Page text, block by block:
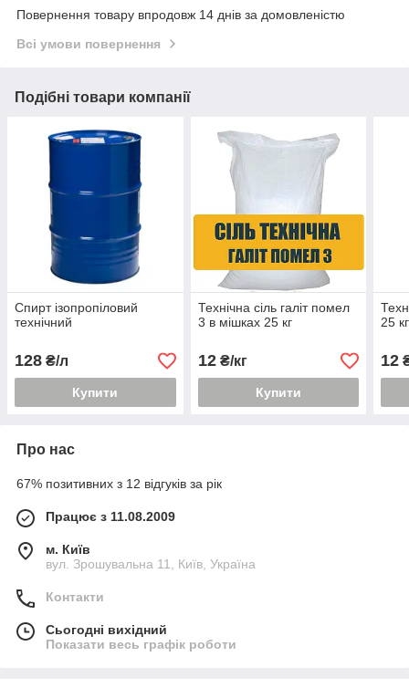
Повернення товару впродовж 14 днів за домовленістю
Всі умови повернення
Подібні товари компанії
Спирт ізопропіловий
технічний
128 ₴/л
Купити
Технічна сіль галіт помел
3 в мішках 25 кг
12₴/кг
Купити
25 кг
12
Про нас
67% позитивних з 12 відгуків за рік
Працює з 11.08.2009
м. Київ
вул. Зрошувальна 11, Київ, Україна
Контакти
Сьогодні вихідний
Показати весь графік роботи